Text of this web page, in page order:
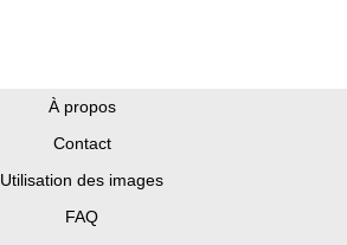
À propos
Contact
Utilisation des images
FAQ